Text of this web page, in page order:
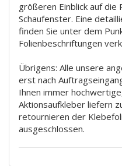
größeren Einblick auf die
Schaufenster. Eine
finden Sie unter dem
Folienbeschriftungen
Übrigens: Alle unsere
erst nach
Ihnen immer
Aktionsaufkleber liefern
retournieren der
ausgeschlossen.